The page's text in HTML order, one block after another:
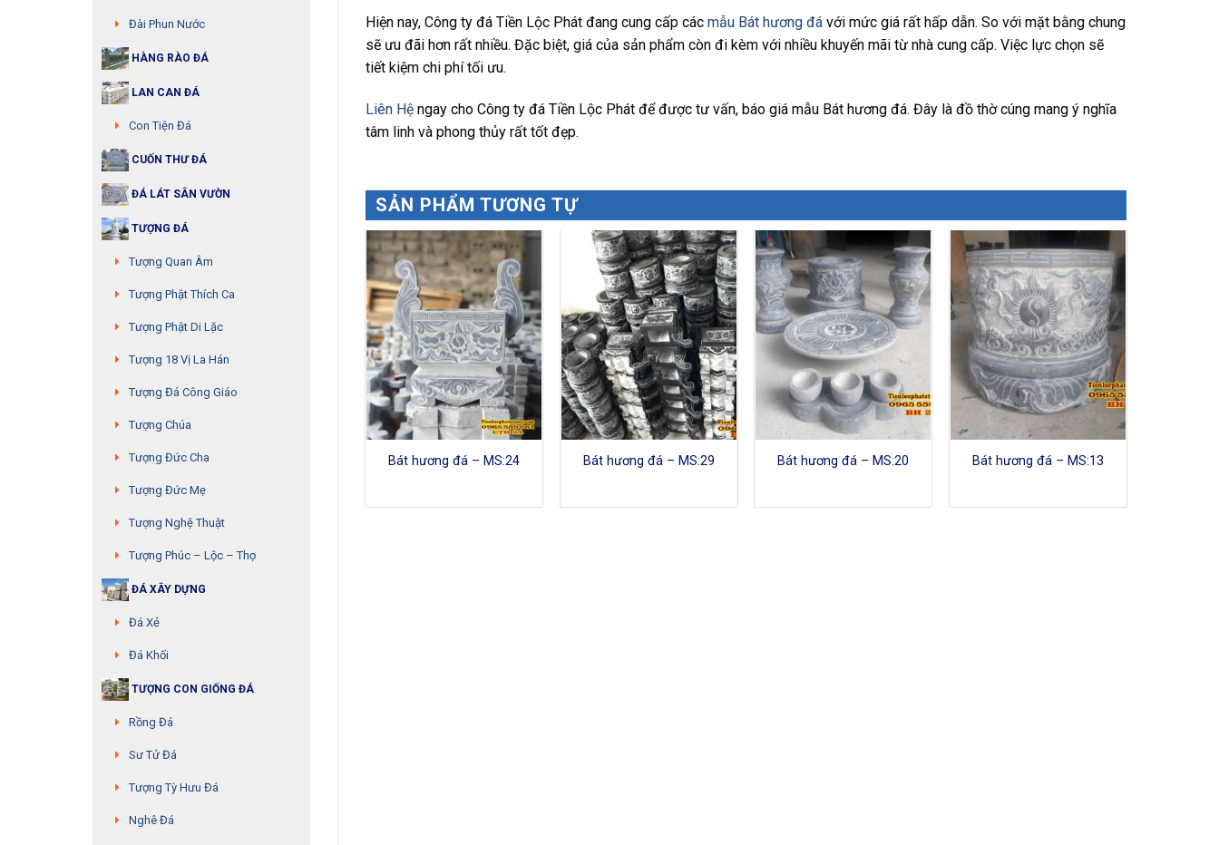
Đài Phun Nước
HÀNG RÀO ĐÁ
LAN CAN ĐÁ
Con Tiện Đá
CUỐN THƯ ĐÁ
ĐÁ LÁT SÂN VƯỜN
TƯỢNG ĐÁ
Tượng Quan Âm
Tượng Phật Thích Ca
Tượng Phật Di Lặc
Tượng 18 Vị La Hán
Tượng Đá Công Giáo
Tượng Chúa
Tượng Đức Cha
Tượng Đức Mẹ
Tượng Nghệ Thuật
Tượng Phúc – Lộc – Thọ
ĐÁ XÂY DỰNG
Đá Xẻ
Đá Khối
TƯỢNG CON GIỐNG ĐÁ
Rồng Đá
Sư Tử Đá
Tượng Tỳ Hưu Đá
Nghê Đá
Hiện nay, Công ty đá Tiền Lộc Phát đang cung cấp các mẫu Bát hương đá với mức giá rất hấp dẫn. So với mặt bằng chung
sẽ ưu đãi hơn rất nhiều. Đặc biệt, giá của sản phẩm còn đi kèm với nhiều khuyến mãi từ nhà cung cấp. Việc lực chọn sẽ
tiết kiệm chi phí tối ưu.
Liên Hệ ngay cho Công ty đá Tiền Lộc Phát để được tư vấn, báo giá mẫu Bát hương đá. Đây là đồ thờ cúng mang ý nghĩa
tâm linh và phong thủy rất tốt đẹp.
SẢN PHẨM TƯƠNG TỰ
Bát hương đá – MS:24 Bát hương đá – MS:29 Bát hương đá – MS:20 Bát hương đá – MS:13
hương đá – MS:17 Bát hương đá – MS:28